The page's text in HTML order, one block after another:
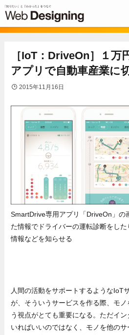
［IoT：DriveOn］１万
アプリで自動車産業に
2015年11月16日
SmartDrive専用アプリ「DriveOn」の
た情報でドライバーの運転診断をし
情報などを知らせる
人間の活動をサポートするようなIoT
が、そういうサービスを作る際、モ
う視点がとても重要になる。ただイ
いればいいのではなく、モノを他の